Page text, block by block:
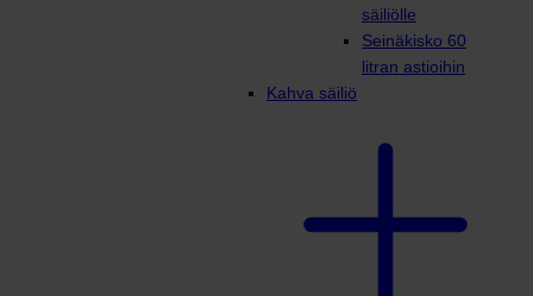
säiliölle
Seinäkisko 60
litran astioihin
Kahva säiliö